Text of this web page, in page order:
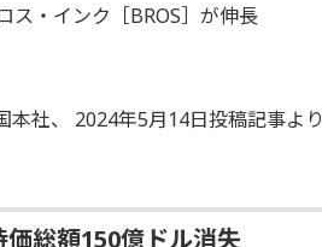
ス・インク［BROS］が伸長
本社、 2024年5月14日投稿記事より
総額150億ドル消失